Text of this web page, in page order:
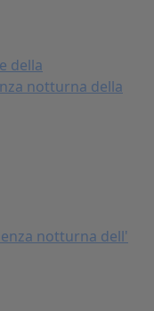
della
notturna della
notturna dell'